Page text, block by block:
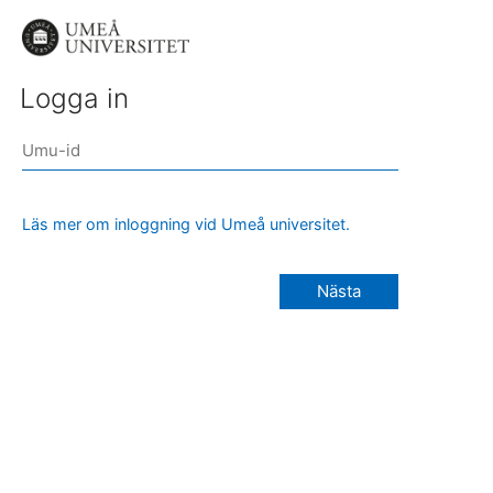
Logga in
Läs mer om inloggning vid Umeå universitet.
Nästa